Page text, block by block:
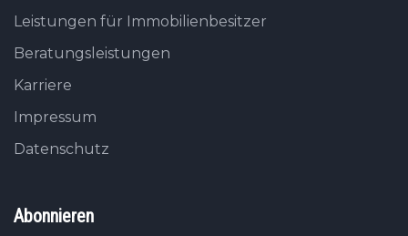
Leistungen für Immobilienbesitzer
Beratungsleistungen
Karriere
Impressum
Datenschutz
Abonnieren